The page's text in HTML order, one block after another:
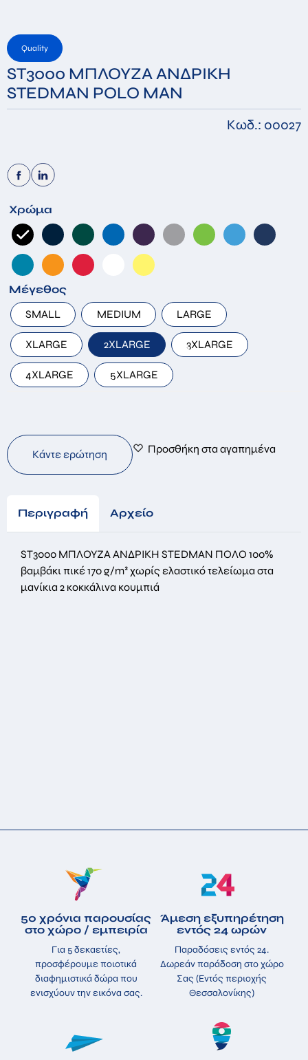
Quality
ST3000 ΜΠΛΟΥΖΑ ΑΝΔΡΙΚΗ
STEDMAN POLO MAN
Κωδ.: 00027
Χρώμα
Μέγεθος
SMALL
MEDIUM LARGE
XLARGE 2XLARGE 3XLARGE
4XLARGE 5XLARGE
Κάντε ερώτηση Προσθήκη στα αγαπημένα
Περιγραφή Αρχείο
ST3000 ΜΠΛΟΥΖΑ ΑΝΔΡΙΚΗ STEDMAN ΠΟΛΟ 100%
βαμβάκι πικέ 170 g/m² χωρίς ελαστικό τελείωμα στα
μανίκια 2 κοκκάλινα κουμπιά
50 χρόνια παρουσίας
στο χώρο / εμπειρία
Για 5 δεκαετίες,
προσφέρουμε ποιοτικά
διαφημιστικά δώρα που
ενισχύουν την εικόνα σας.
Άμεση εξυπηρέτηση
εντός 24 ωρών
Παραδόσεις εντός 24.
Δωρεάν παράδοση στο χώρο
Σας (Εντός περιοχής
Θεσσαλονίκης)